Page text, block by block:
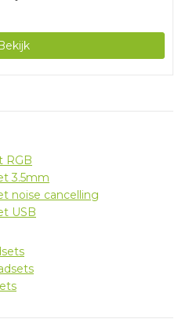
van 10 uur game je
RGB
3.5mm
noise cancelling
USB